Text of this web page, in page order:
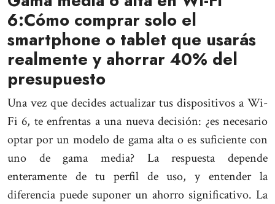
6:Cómo comprar solo el
smartphone o tablet que usarás
realmente y ahorrar 40% del
presupuesto
Una vez que decides actualizar tus dispositivos a Wi-
Fi 6, te enfrentas a una nueva decisión: ¿es necesario
optar por un modelo de gama alta o es suficiente con
uno de gama media? La respuesta depende
enteramente de tu perfil de uso, y entender la
diferencia puede suponer un ahorro significativo. La